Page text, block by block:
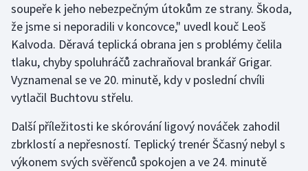
Gymnastika
Házená
Jezdectví
Krasobruslení
soupeře k jeho nebezpečným útokům ze strany. Škoda,
že jsme si neporadili v koncovce," uvedl kouč Leoš
Kalvoda. Děravá teplická obrana jen s problémy čelila
tlaku, chyby spoluhráčů zachraňoval brankář Grigar.
Vyznamenal se ve 20. minutě, kdy v poslední chvíli
vytlačil Buchtovu střelu.
Další příležitosti ke skórování ligový nováček zahodil
zbrklostí a nepřesností. Teplický trenér Ščasný nebyl s
výkonem svých svěřenců spokojen a ve 24. minutě